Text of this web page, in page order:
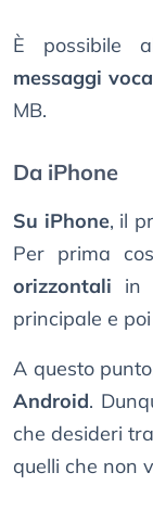
È possibile
messaggi
MB.
Da iPhone
Su iPhone, il
Per prima
orizzontali in
principale e
A questo
Android.
che desideri
quelli che non